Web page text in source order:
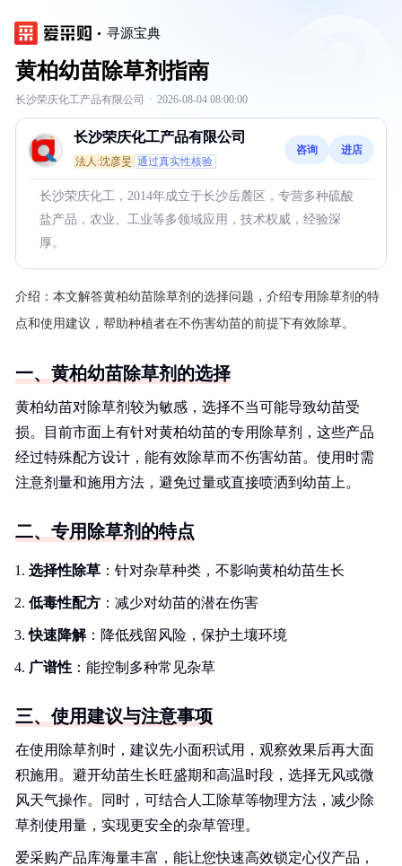
寻源宝典
黄柏幼苗除草剂指南
长沙荣庆化工产品有限公司 · 2026-08-04 08:00:00
长沙荣庆化工产品有限公司
法人:沈彦旻 通过真实性核验
咨询 进店
长沙荣庆化工，2014年成立于长沙岳麓区，专营多种硫酸
盐产品，农业、工业等多领域应用，技术权威，经验深
厚。
介绍： 本文解答黄柏幼苗除草剂的选择问题，介绍专用除草剂的特
点和使用建议，帮助种植者在不伤害幼苗的前提下有效除草。
一、黄柏幼苗除草剂的选择
黄柏幼苗对除草剂较为敏感，选择不当可能导致幼苗受
损。目前市面上有针对黄柏幼苗的专用除草剂，这些产品
经过特殊配方设计，能有效除草而不伤害幼苗。使用时需
注意剂量和施用方法，避免过量或直接喷洒到幼苗上。
二、专用除草剂的特点
选择性除草 ：针对杂草种类，不影响黄柏幼苗生长
低毒性配方 ：减少对幼苗的潜在伤害
快速降解：降低残留风险，保护土壤环境
广谱性 ：能控制多种常见杂草
三、使用建议与注意事项
在使用除草剂时，建议先小面积试用，观察效果后再大面
积施用。避开幼苗生长旺盛期和高温时段，选择无风或微
风天气操作。同时，可结合人工除草等物理方法，减少除
草剂使用量，实现更安全的杂草管理。
爱采购产品库海量丰富，能让您快速高效锁定心仪产品，